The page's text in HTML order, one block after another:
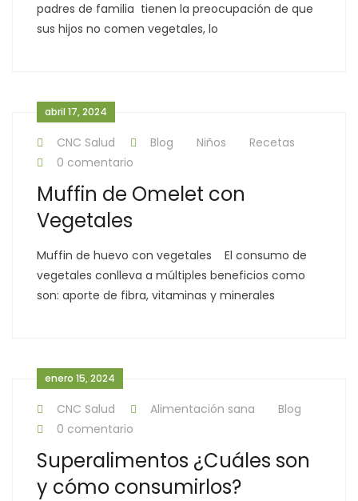
padres de familia tienen la preocupación de que
sus hijos no comen vegetales, lo
abril 17, 2024
CNC Salud Blog Niños
Recetas
0 comentario
Muffin de Omelet con
Vegetales
Muffin de huevo con vegetales El consumo de
vegetales conlleva a múltiples beneficios como
son: aporte de fibra, vitaminas y minerales
enero 15, 2024
CNC Salud Alimentación sana
Blog
0 comentario
Superalimentos ¿Cuáles son
y cómo consumirlos?